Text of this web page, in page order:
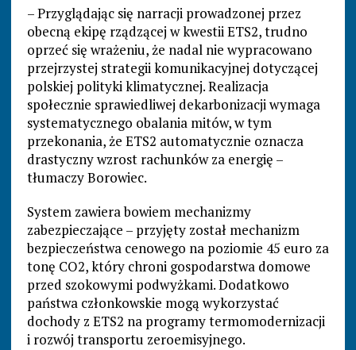
– Przyglądając się narracji prowadzonej przez
obecną ekipę rządzącej w kwestii ETS2, trudno
oprzeć się wrażeniu, że nadal nie wypracowano
przejrzystej strategii komunikacyjnej dotyczącej
polskiej polityki klimatycznej. Realizacja
społecznie sprawiedliwej dekarbonizacji wymaga
systematycznego obalania mitów, w tym
przekonania, że ETS2 automatycznie oznacza
drastyczny wzrost rachunków za energię –
tłumaczy Borowiec.
System zawiera bowiem mechanizmy
zabezpieczające – przyjęty został mechanizm
bezpieczeństwa cenowego na poziomie 45 euro za
tonę CO2, który chroni gospodarstwa domowe
przed szokowymi podwyżkami. Dodatkowo
państwa członkowskie mogą wykorzystać
dochody z ETS2 na programy termomodernizacji
i rozwój transportu zeroemisyjnego.